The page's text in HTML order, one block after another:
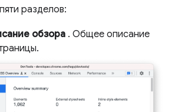
разделов:
обзора . Общее описание